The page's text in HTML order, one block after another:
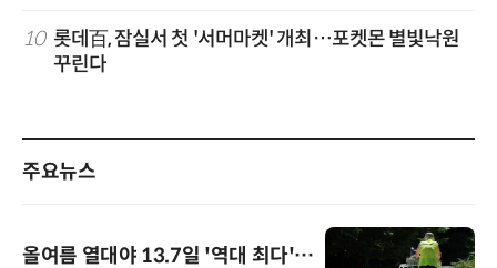
10 롯데百, 잠실서 첫 '서머마켓' 개최…포켓몬 별빛낙원
꾸린다
주요뉴스
올여름 열대야 13.7일 '역대 최다'…